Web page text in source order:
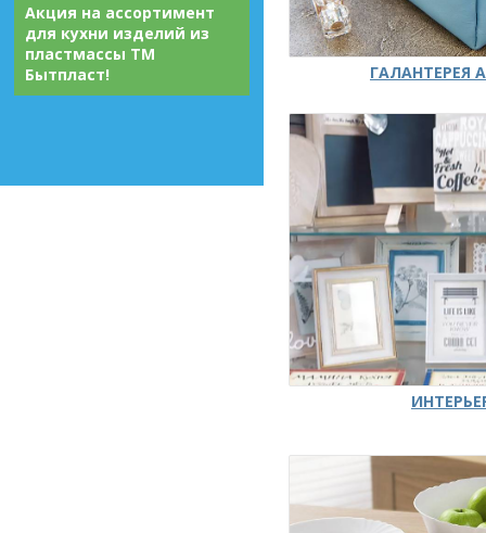
Акция на ассортимент
для кухни изделий из
пластмассы ТМ
Бытпласт!
ГАЛАНТЕРЕЯ